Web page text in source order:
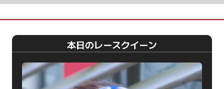
の
ペ
ー
ジ
送
り
本日のレースクイーン